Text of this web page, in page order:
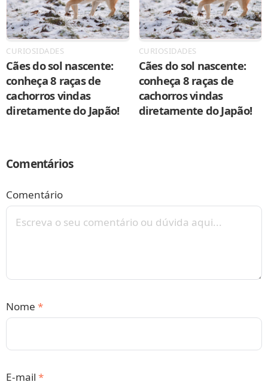
CURIOSIDADES
Cães do sol nascente:
conheça 8 raças de
cachorros vindas
diretamente do Japão!
CURIOSIDADES
Cães do sol nascente:
conheça 8 raças de
cachorros vindas
diretamente do Japão!
Comentários
Comentário
Nome *
E-mail *